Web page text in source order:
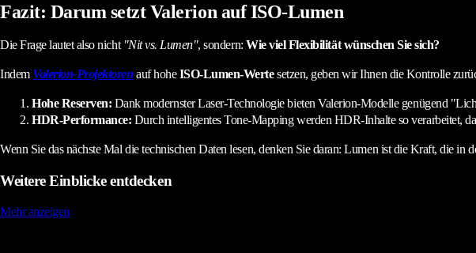
Fazit: Darum setzt Valerion auf ISO-Lumen
Die Frage lautet also nicht "Nit vs. Lumen", sondern:Wie viel Flexibilität wünschen Sie sich?
Indem Valerion-Projektoren auf hoheISO-Lumen-Wertesetzen, geben wir Ihnen die Kontrolle
Hohe Reserven: Dank modernster Laser-Technologie bieten Valerion-Modelle genügend
HDR-Performance: Durch intelligentes Tone-Mapping werden HDR-Inhalte so verarbeitet,
Wenn Sie das nächste Mal die technischen Daten lesen, denken Sie daran: Lumen ist die Kraft, die
Weitere Einblicke entdecken
Mehr anzeigen